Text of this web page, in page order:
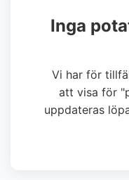
Inga
Vi har för
att visa för
uppdateras